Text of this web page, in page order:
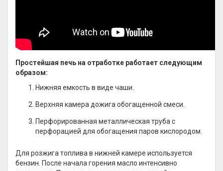
Простейшая печь на отработке работает следующим
образом:
Нижняя емкость в виде чаши.
Верхняя камера дожига обогащенной смеси.
Перфорированная металлическая труба с
перфорацией для обогащения паров кислородом.
Для розжига топлива в нижней камере используется
бензин. После начала горения масло интенсивно